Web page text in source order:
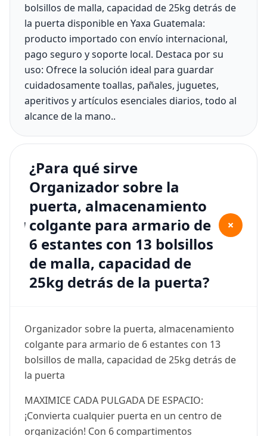
bolsillos de malla, capacidad de 25kg detrás de
la puerta disponible en Yaxa Guatemala:
producto importado con envío internacional,
pago seguro y soporte local. Destaca por su
uso: Ofrece la solución ideal para guardar
cuidadosamente toallas, pañales, juguetes,
aperitivos y artículos esenciales diarios, todo al
alcance de la mano..
¿Para qué sirve
Organizador sobre la
puerta, almacenamiento
colgante para armario de
6 estantes con 13 bolsillos
de malla, capacidad de
25kg detrás de la puerta?
+
Organizador sobre la puerta, almacenamiento
colgante para armario de 6 estantes con 13
bolsillos de malla, capacidad de 25kg detrás de
la puerta
MAXIMICE CADA PULGADA DE ESPACIO:
¡Convierta cualquier puerta en un centro de
organización! Con 6 compartimentos